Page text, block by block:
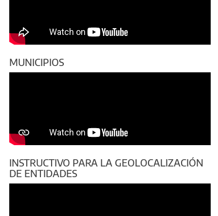
MUNICIPIOS
INSTRUCTIVO PARA LA GEOLOCALIZACIÓN
DE ENTIDADES